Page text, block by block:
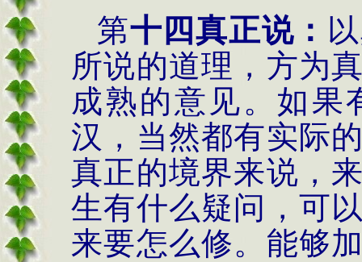
第十四真正说：
所说的道理，方为
成熟的意见。如果
汉，当然都有实际
真正的境界来说，
生有什么疑问，可
来要怎么修。能够